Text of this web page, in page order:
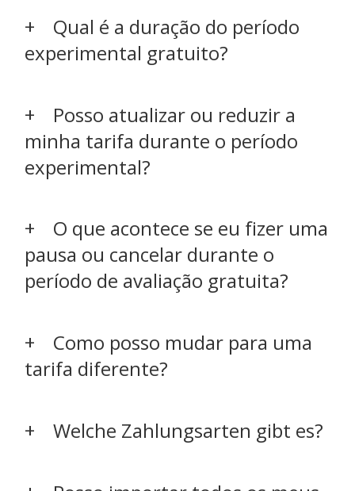
Qual é a duração do período
experimental gratuito?
Posso atualizar ou reduzir a
minha tarifa durante o período
experimental?
O que acontece se eu fizer uma
pausa ou cancelar durante o
período de avaliação gratuita?
Como posso mudar para uma
tarifa diferente?
Welche Zahlungsarten gibt es?